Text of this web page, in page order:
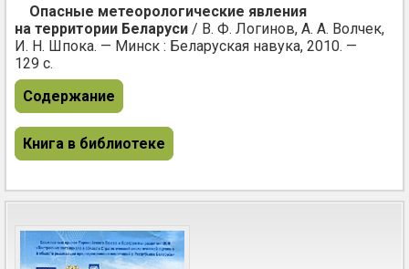
Опасные метеорологические явления
на территории Беларуси / В. Ф. Логинов, А. А. Волчек,
И. Н. Шпока. — Минск : Беларуская навука, 2010. —
129 с.
Содержание
Книга в библиотеке